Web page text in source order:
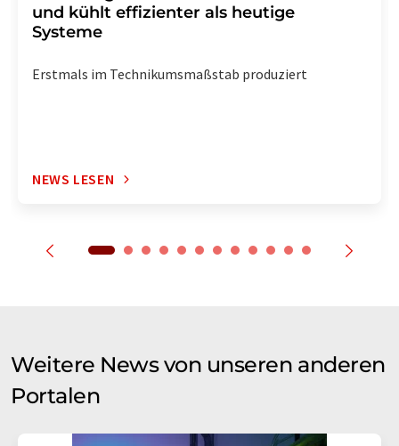
und kühlt effizienter als heutige
Systeme
Erstmals im Technikumsmaßstab produziert
NEWS LESEN
Weitere News von unseren anderen
Portalen